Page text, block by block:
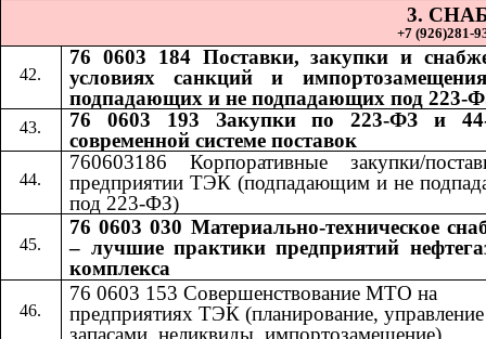
3.
+7 (926)281-
76 0603 184 Поставки, закупки и
условиях санкций и
подпадающих и не подпадающих под 223-
76 0603 193 Закупки по 223-ФЗ и
современной системе поставок
760603186 Корпоративные закупки/
предприятии ТЭК (подпадающим и не
под 223-ФЗ)
76 0603 030 Материально-техническое
– лучшие практики предприятий
комплекса
76 0603 153 Совершенствование МТО на
предприятиях ТЭК (планирование, управление
запасами, неликвиды, импортозамещение)